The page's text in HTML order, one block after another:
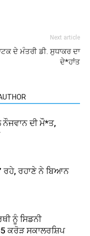
Next article
ਦੇ ਮੰਤਰੀ ਡੀ. ਸੁਧਾਕਰ ਦਾ
ਦੇ*ਹਾਂਤ
ਦੀ ਮੌ*ਤ,
ਰਹੇ, ਰਹਾਣੇ ਨੇ ਬਿਆਨ
ਨੂੰ ਸਿਡਨੀ
ਕਰੋੜ ਸਕਾਲਰਸ਼ਿਪ